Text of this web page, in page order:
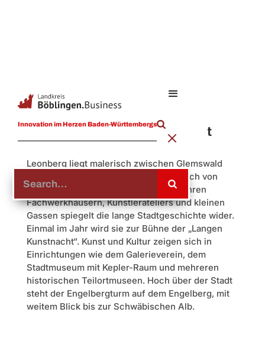
Innovation im Herzen Baden-Württembergs
Stadt Leonberg: Historisch
gewachsen, modern gedacht
Leonberg liegt malerisch zwischen Glemswald
und Strohgäu, rund 15 Kilometer westlich von
Stuttgart. Die historische Altstadt mit ihren
Fachwerkhäusern, Künstlerateliers und kleinen
Gassen spiegelt die lange Stadtgeschichte wider.
Einmal im Jahr wird sie zur Bühne der „Langen
Kunstnacht“. Kunst und Kultur zeigen sich in
Einrichtungen wie dem Galerieverein, dem
Stadtmuseum mit Kepler-Raum und mehreren
historischen Teilortmuseen. Hoch über der Stadt
steht der Engelbergturm auf dem Engelberg, mit
weitem Blick bis zur Schwäbischen Alb.